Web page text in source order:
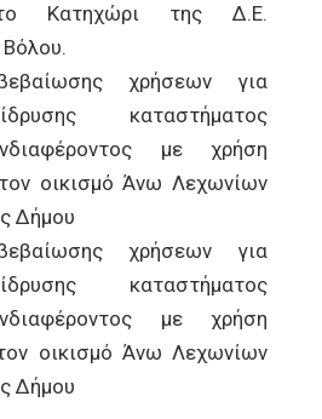
Κατηχώρι της Δ.Ε.
χρήσεων για
καταστήματος
με χρήση
οικισμό Άνω Λεχωνίων
Δήμου
χρήσεων για
καταστήματος
με χρήση
οικισμό Άνω Λεχωνίων
Δήμου